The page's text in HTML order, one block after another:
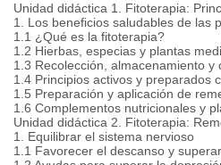
Unidad didáctica 1. Fitoterapia:
1. Los beneficios saludables de las
1.1 ¿Qué es la fitoterapia?
1.2 Hierbas, especias y plantas
1.3 Recolección, almacenamiento y
1.4 Principios activos y preparados
1.5 Preparación y aplicación de
1.6 Complementos nutricionales y
Unidad didáctica 2. Fitoterapia:
1. Equilibrar el sistema nervioso
1.1 Favorecer el descanso y